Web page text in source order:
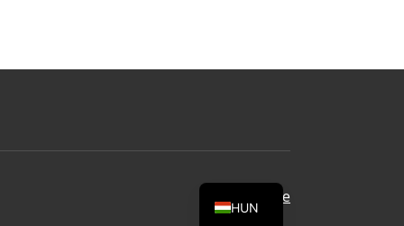
Oldal tetejére
HUN